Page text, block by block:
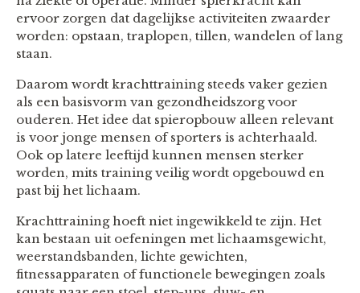
ervoor zorgen dat dagelijkse activiteiten zwaarder
worden: opstaan, traplopen, tillen, wandelen of lang
staan.
Daarom wordt krachttraining steeds vaker gezien
als een basisvorm van gezondheidszorg voor
ouderen. Het idee dat spieropbouw alleen relevant
is voor jonge mensen of sporters is achterhaald.
Ook op latere leeftijd kunnen mensen sterker
worden, mits training veilig wordt opgebouwd en
past bij het lichaam.
Krachttraining hoeft niet ingewikkeld te zijn. Het
kan bestaan uit oefeningen met lichaamsgewicht,
weerstandsbanden, lichte gewichten,
fitnessapparaten of functionele bewegingen zoals